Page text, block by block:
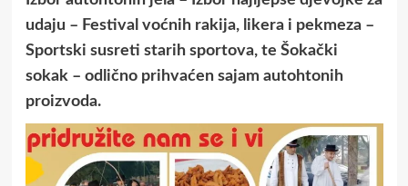
udaju – Festival voćnih rakija, likera i pekmeza –
Sportski susreti starih sportova, te Šokački
sokak – odlično prihvaćen sajam autohtonih
proizvoda.